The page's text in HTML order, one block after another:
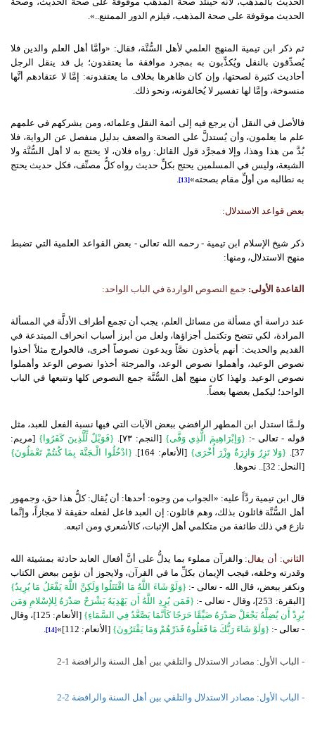
الحديث موقوفة على صحة المذهب، فيلزم الدور الممتنع..».
ثم ذكر ابن تيمية المنهج العلمي لأهل السُّنَّة، فقال: «وأمَّا أهل العلم والدين فلا
يُصدِّقون بالنقل ويُكذِّبون به بمجرد موافقة ما يعتقدون؛ بل قد ينقل الرجل
أحاديث كثيرة لصحتها، وإن كان ظاهرها بخلاف ما يعتقدونه: إمَّا لا عتقادهم أنَّها
منسوخة، وإمَّا لها تفسير لا يُخالفونه، ونحو ذلك.
فالأصل في النقل أن يرجع فيه إلى أئمة النقل وعلمائه، ومن يشركهم في علمهم
علم ما يعلمون، وأن يُستدلَّ على الصحة والضعف بدليل منفصل عن الرواية، فلا
بُدَّ من هذا وهذا، وإلا فمجرَّد قول القائل: رواه فلان، لا يحتج به لا أهل السُّنَّة ولا
الشيعة، وليس في المسلمين يحتج بكلِّ حديث رواه كلُّ مصنِّف، فكل حديث يحتج
به نطالبه من أولِّ مقام بصحته»[13]
بعض قواعد الاستدلال:
ذكر شيخ الإسلام ابن تيمية - رحمه الله تعالى - بعض القواعد العلمية التي تضبط
منهج الاستدلال، ومنها:
القاعدة الأولى: جمع النصوص الواردة في الباب الواحد:
عند دراسة أي مسألة من مسائل العلم، يجب أن تجمع أطراف الأدلَّة في المسألة
المرادة، لكي تتضح وتكتمل أجزاؤها، ولعل من أبرز أسباب انحراف المبتدعة في
القديم والحديث: أنهم يأخذون نصَّاً ويدعون نصوصاً أخرى، فالخوارج مثلاً أخذوا
نصوص الوعيد، وأهملوا نصوص الوعد، والمرجئة أخذوا نصوص الوعد وأهملوا
نصوص الوعيد. ولهذا كان منهج أهل السُّنَّة جمع النصوص كلها وتتبعها في الباب
الواحد؛ ليكمل بعضها بعضاً.
ولـمَّا استدل ابن المطهر الرافضي ببعض الآيات التي فيها نسبة الفعل للعبد، مثل
قوله - تعالى -: {وَإبْرَاهِيمَ الَّذِي وَفَّى} [النجم: ٧٣]. {فَوَيْلٌ لِّلَّذِينَ كَفَرُوا} [مريم:
37].
{وَلا تَزِرُ وَازِرَةٌ وِزْرَ أُخْرَى} [الأنعام: 164].
{ادْخُلُوا الْـجَنَّةَ بِمَا كُنتُمْ تَعْمَلُونَ}
[النحل: 32].. نحوها.
قال ابن تيمية ردَّاً عليه: «الجواب من وجوه: أحدها: أن يُقال: كلُّ هذا حق، وجمهور
أهل السُّنَّة قائلون بذلك، وهم قائلون: إن العبد فاعل لفعله حقيقة لا مجازاً، وإنَّما
نازع في ذلك طائفة من متكلمي أهل الإثبات، كالأشعري ومن اتبعه.
الثاني: أن يقال:والقرآن مملوء بما يدلُّ على أنَّ أفعال العابد حادثة بمشيئة الله
وقدرته وخلقه، فيجب الإيمان بكلِّ ما في القرآن، ولايجوز أن نؤمن ببعض الكتاب
ونكفر ببعض، قال الله - تعالى -: {وَلَوْ شَاءَ اللَّهُ مَا اقْتَتَلُوا وَلَكِنَّ اللَّهَ يَفْعَلُ مَا يُرِيدُ}
[البقرة: 253]، وقال - تعالى -:
{فَمَن يُرِدِ اللَّهُ أَن يَهْدِيَهُ يَشْرَحْ صَدْرَهُ لِلإسْلامِ وَمَن
يُرِدْ أَن يُضِلَّهُ يَجْعَلْ صَدْرَهُ ضَيِّقًا حَرَجًا كَأَنَّمَا يَصَّعَّدُ فِي السَّمَاءِ}
[الأنعام: 125]، وقال
- تعالى -: {وَلَوْ شَاءَ رَبُّكَ مَا فَعَلُوهُ فَذَرْهُمْ وَمَا يَفْتَرُونَ} [الأنعام: 112]» [14]
- الباب الأول: مصادر الاستدلال والتلقي بين أهل السنة والرافضة 1-2
- الباب الأول: مصادر الاستدلال والتلقي بين أهل السنة والرافضة 2-2